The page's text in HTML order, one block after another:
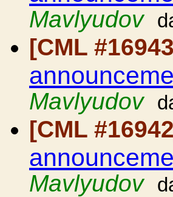
Mavlyudov
[CML
Mavlyudov
[CML
Mavlyudov